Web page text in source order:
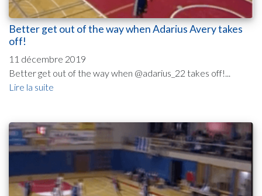
Better get out of the way when Adarius Avery takes
off!
11 décembre 2019
Better get out of the way when @adarius_22 takes off!...
Lire la suite